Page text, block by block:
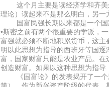
这个月主要是读经济学和齐美
理论）读起来不是那么明白，另
国富民强长期以来都是一个国
•斯密之前有两个很重要的学派，
富强就必须不断地积累货币，这
明以此思想为指导的西班牙等国
富，国家财富只能是农业产品。
创造财富。如果以这种思想为指导
《国富论》的发表揭开了一个
第）。作为新兴资产阶级的代表